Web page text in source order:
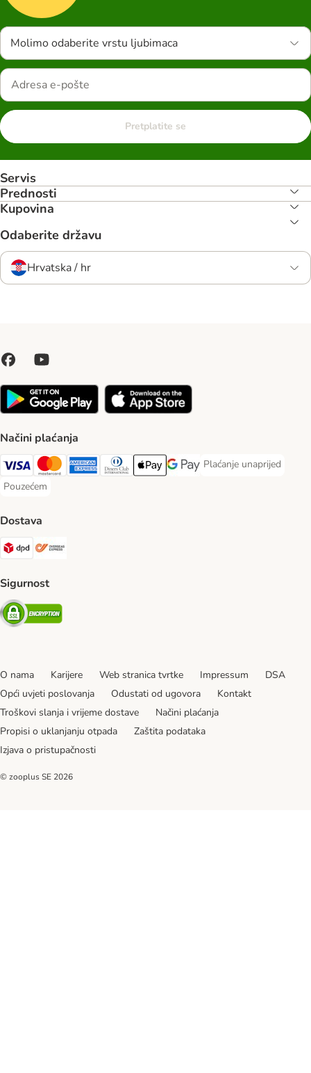
Molimo odaberite vrstu ljubimaca
Pretplatite se
Servis
Prednosti
Kupovina
Odaberite državu
Hrvatska / hr
Načini plaćanja
Visa Payment Method
MasterCard Payment Method
American Express Payment Method
Diners Club Payment Method
Payment MethodGoogle pay Payment Method
Plaćanje unaprijed
Plaćanje unaprijed
Pouzećem
Pouzećem Payment Method
Dostava
DPD Shipping Method
Sigurnost
Security
O nama Karijere Web stranica tvrtke Impressum
DSA
Opći uvjeti poslovanja
Odustati od ugovora
Kontakt
Troškovi slanja i vrijeme dostave
Načini plaćanja
Propisi o uklanjanju otpada
Zaštita podataka
Izjava o pristupačnosti
© zooplus SE 2026